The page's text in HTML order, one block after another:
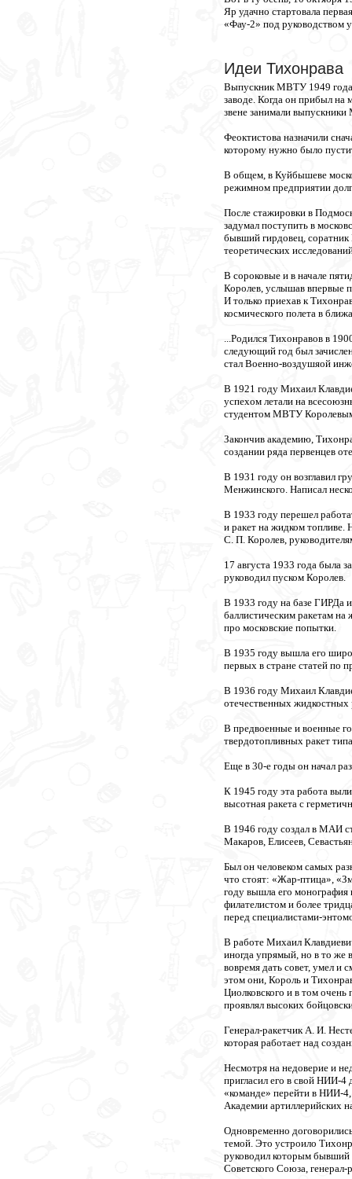
Яр удачно стартовала
«Фау-2» под руководством
Идеи Тихонрава
Выпускник МВТУ 1949 года
заводе. Когда он прибыл на
звене занимали
Феоктистова назначили
которому нужно было
В общем, в Куйбышеве
режимном предприятии
После стажировки в
задумал поступить в
бывший гирдовец, соратник
теоретических
В сороковые и в начале
Королев, услышав впервые
И только приехав к
космического полета в
...Родился Тихонравов в
следующий год был
стал Военно-воздушяой
В 1921 году Михаил
успехом летали на
студентом МВТУ
Закончив академию,
создании ряда первенцев
В 1931 году он возглавил
Менжинского. Написал
В 1933 году перешел
и ракет на жидком
С. П. Королев,
17 августа 1933 года была
руководил пуском Королев.
В 1933 году на базе ГИРДа
баллистическим ракетам на
про московские попытки.
В 1935 году вышла его
первых в стране статей по
В 1936 году Михаил
отечественных
В предвоенные и военные
твердотопливных ракет
Еще в 30-е годы он начал
К 1945 году эта работа
высотная ракета с
В 1946 году создал в МАИ
Макаров, Елисеев,
Был он человеком самых
что стоят: «Жар-птица»,
году вышла его
филателистом и более
перед специалистами-
В работе Михаил
иногда упрямый, но в то же
вовремя дать совет, умел и
этом они, Король и
Циолковского и в том
проявлял высоких
Генерал-ракетчик А. И.
которая работает над
Несмотря на недоверие и
пригласил его в свой НИИ-4
«команде» перейти в НИИ-4,
Академии артиллерийских
Одновременно
темой. Это устроило
руководил которым бывший
Советского Союза,